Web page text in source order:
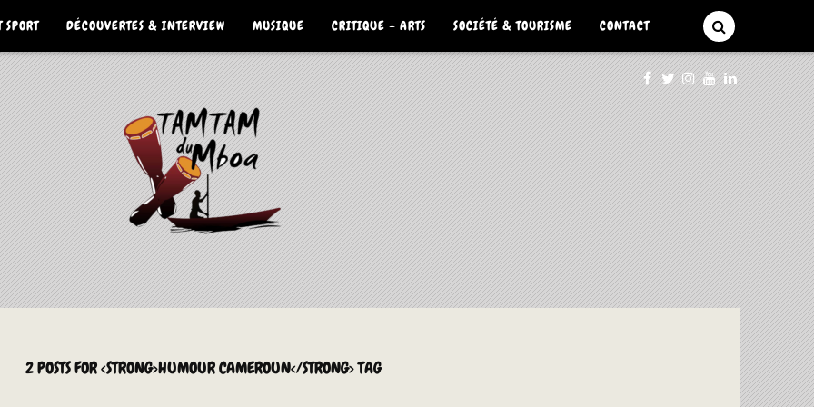
DÉCOUVERTES & INTERVIEW MUSIQUE CRITIQUE – ARTS SOCIÉTÉ & TOURISME CONTACT
2 POSTS FOR <STRONG>HUMOUR CAMEROUN</STRONG> TAG